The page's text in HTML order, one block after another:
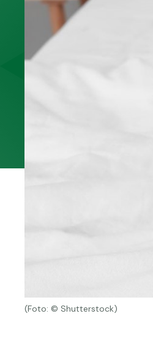
(Foto: © Shutterstock)